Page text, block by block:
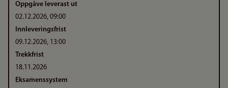
Oppgåve leverast ut
02.12.2026, 09:00
Innleveringsfrist
09.12.2026, 13:00
Trekkfrist
18.11.2026
Eksamenssystem